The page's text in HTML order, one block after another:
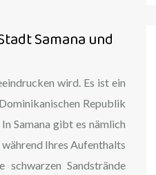
Samana und
wird. Es ist ein
Republik
Samana gibt es nämlich
Ihres Aufenthalts
schwarzen Sandstrände